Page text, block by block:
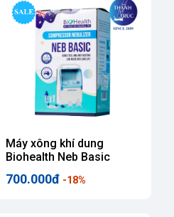
Máy xông khí dung
Biohealth Neb Basic
700.000đ -18%